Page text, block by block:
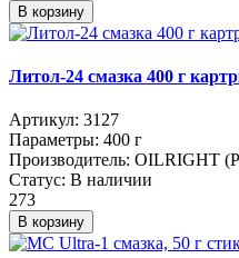
В корзину
Литол-24 смазка 400 г
Артикул: 3127
Параметры: 400 г
Производитель: OILRIGHT
Статус: В наличии
273
В корзину